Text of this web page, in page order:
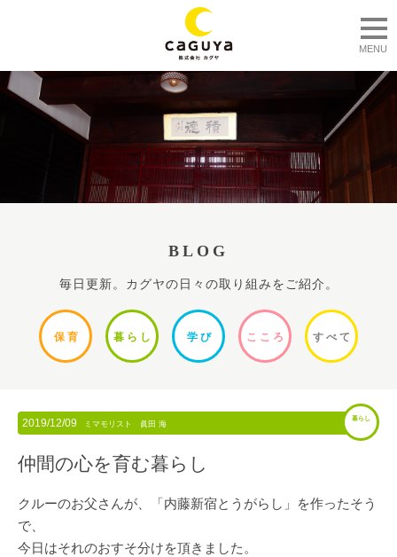
MENU
BLOG
毎日更新。カグヤの日々の取り組みをご紹介。
保 育 暮ら し 学 び ここ ろ すべて
2019/12/09 ミマモリスト 眞田 海
暮らし
仲間の心を育む暮らし
クルーのお父さんが、「内藤新宿とうがらし」を作ったそう
で、
今日はそれのおすそ分けを頂きました。